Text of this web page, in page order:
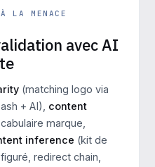
LA MENACE
avec AI
(matching logo via
+ AI), content
marque,
inference (kit de
redirect chain,